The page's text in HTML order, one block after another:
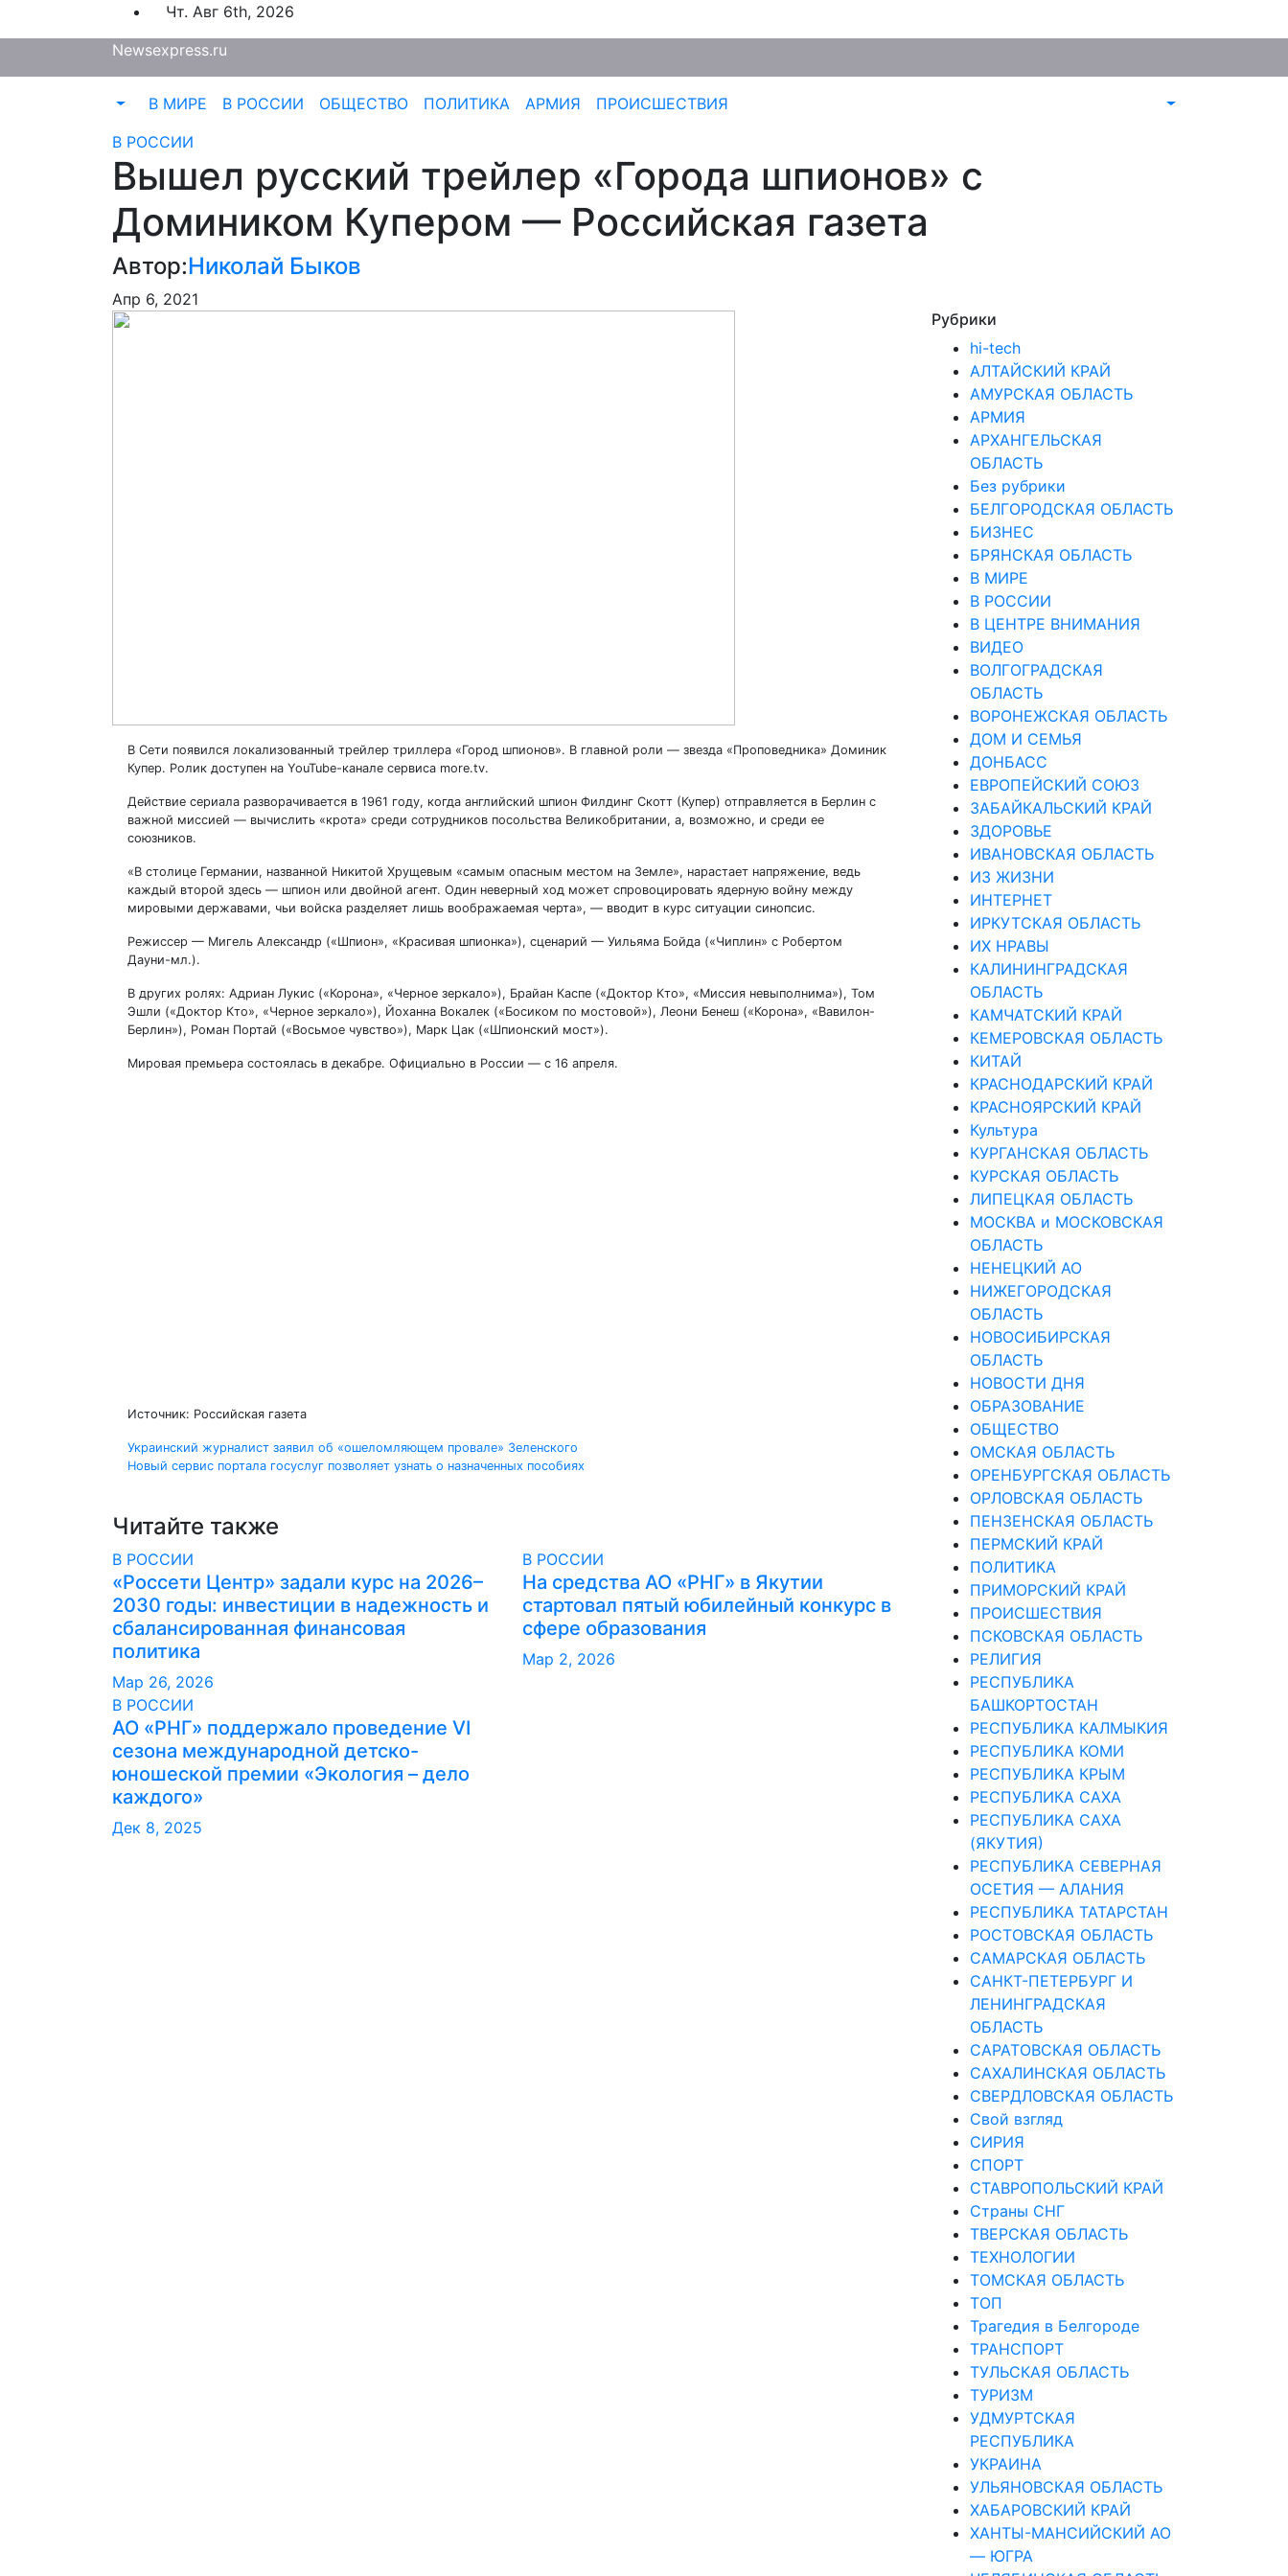
к
Чт. Авг 6th, 2026
Newsexpress.ru
В МИРЕ В РОССИИ ОБЩЕСТВО ПОЛИТИКА АРМИЯ
ПРОИСШЕСТВИЯ
В РОССИИ
Вышел русский трейлер «Города шпионов» с
Домиником Купером — Российская газета
Автор:Николай Быков
Апр 6, 2021
В Сети появился локализованный трейлер триллера «Город шпионов». В главной роли — звезда «Проповедника» Доминик
Купер. Ролик доступен на YouTube-канале сервиса more.tv.
Действие сериала разворачивается в 1961 году, когда английский шпион Филдинг Скотт (Купер) отправляется в Берлин с
важной миссией — вычислить «крота» среди сотрудников посольства Великобритании, а, возможно, и среди ее
союзников.
«В столице Германии, названной Никитой Хрущевым «самым опасным местом на Земле», нарастает напряжение, ведь
каждый второй здесь — шпион или двойной агент. Один неверный ход может спровоцировать ядерную войну между
мировыми державами, чьи войска разделяет лишь воображаемая черта», — вводит в курс ситуации синопсис.
Режиссер — Мигель Александр («Шпион», «Красивая шпионка»), сценарий — Уильяма Бойда («Чиплин» с Робертом
Дауни-мл.).
В других ролях: Адриан Лукис («Корона», «Черное зеркало»), Брайан Каспе («Доктор Кто», «Миссия невыполнима»), Том
Эшли («Доктор Кто», «Черное зеркало»), Йоханна Вокалек («Босиком по мостовой»), Леони Бенеш («Корона», «Вавилон-
Берлин»), Роман Портай («Восьмое чувство»), Марк Цак («Шпионский мост»).
Мировая премьера состоялась в декабре. Официально в России — с 16 апреля.
Источник: Российская газета
Навигация
записям
Украинский журналист заявил об «ошеломляющем провале» Зеленского
Новый сервис портала госуслуг позволяет узнать о назначенных пособиях
Читайте также
В РОССИИ
«Россети Центр» задали курс на 2026–
2030 годы: инвестиции в надежность и
сбалансированная финансовая
политика
Мар 26, 2026
В РОССИИ
На средства АО «РНГ» в Якутии
стартовал пятый юбилейный конкурс в
сфере образования
Мар 2, 2026
В РОССИИ
АО «РНГ» поддержало проведение VI
сезона международной детско-
юношеской премии «Экология – дело
каждого»
Дек 8, 2025
Рубрики
hi-tech
АЛТАЙСКИЙ КРАЙ
АМУРСКАЯ ОБЛАСТЬ
АРМИЯ
АРХАНГЕЛЬСКАЯ
ОБЛАСТЬ
Без рубрики
БЕЛГОРОДСКАЯ ОБЛАСТЬ
БИЗНЕС
БРЯНСКАЯ ОБЛАСТЬ
В МИРЕ
В РОССИИ
В ЦЕНТРЕ ВНИМАНИЯ
ВИДЕО
ВОЛГОГРАДСКАЯ
ОБЛАСТЬ
ВОРОНЕЖСКАЯ ОБЛАСТЬ
ДОМ И СЕМЬЯ
ДОНБАСС
ЕВРОПЕЙСКИЙ СОЮЗ
ЗАБАЙКАЛЬСКИЙ КРАЙ
ЗДОРОВЬЕ
ИВАНОВСКАЯ ОБЛАСТЬ
ИЗ ЖИЗНИ
ИНТЕРНЕТ
ИРКУТСКАЯ ОБЛАСТЬ
ИХ НРАВЫ
КАЛИНИНГРАДCКАЯ
ОБЛАСТЬ
КАМЧАТСКИЙ КРАЙ
КЕМЕРОВСКАЯ ОБЛАСТЬ
КИТАЙ
КРАСНОДАРСКИЙ КРАЙ
КРАСНОЯРСКИЙ КРАЙ
Культура
КУРГАНСКАЯ ОБЛАСТЬ
КУРСКАЯ ОБЛАСТЬ
ЛИПЕЦКАЯ ОБЛАСТЬ
МОСКВА и МОСКОВСКАЯ
ОБЛАСТЬ
НЕНЕЦКИЙ АО
НИЖЕГОРОДСКАЯ
ОБЛАСТЬ
НОВОСИБИРСКАЯ
ОБЛАСТЬ
НОВОСТИ ДНЯ
ОБРАЗОВАНИЕ
ОБЩЕСТВО
ОМСКАЯ ОБЛАСТЬ
ОРЕНБУРГСКАЯ ОБЛАСТЬ
ОРЛОВСКАЯ ОБЛАСТЬ
ПЕНЗЕНСКАЯ ОБЛАСТЬ
ПЕРМСКИЙ КРАЙ
ПОЛИТИКА
ПРИМОРСКИЙ КРАЙ
ПРОИСШЕСТВИЯ
ПСКОВСКАЯ ОБЛАСТЬ
РЕЛИГИЯ
РЕСПУБЛИКА
БАШКОРТОСТАН
РЕСПУБЛИКА КАЛМЫКИЯ
РЕСПУБЛИКА КОМИ
РЕСПУБЛИКА КРЫМ
РЕСПУБЛИКА САХА
РЕСПУБЛИКА САХА
(ЯКУТИЯ)
РЕСПУБЛИКА СЕВЕРНАЯ
ОСЕТИЯ — АЛАНИЯ
РЕСПУБЛИКА ТАТАРСТАН
РОСТОВСКАЯ ОБЛАСТЬ
САМАРСКАЯ ОБЛАСТЬ
САНКТ-ПЕТЕРБУРГ И
ЛЕНИНГРАДСКАЯ
ОБЛАСТЬ
САРАТОВСКАЯ ОБЛАСТЬ
САХАЛИНСКАЯ ОБЛАСТЬ
СВЕРДЛОВСКАЯ ОБЛАСТЬ
Свой взгляд
СИРИЯ
СПОРТ
СТАВРОПОЛЬСКИЙ КРАЙ
Страны СНГ
ТВЕРСКАЯ ОБЛАСТЬ
ТЕХНОЛОГИИ
ТОМСКАЯ ОБЛАСТЬ
ТОП
Трагедия в Белгороде
ТРАНСПОРТ
ТУЛЬСКАЯ ОБЛАСТЬ
ТУРИЗМ
УДМУРТСКАЯ
РЕСПУБЛИКА
УКРАИНА
УЛЬЯНОВСКАЯ ОБЛАСТЬ
ХАБАРОВСКИЙ КРАЙ
ХАНТЫ-МАНСИЙСКИЙ АО
— ЮГРА